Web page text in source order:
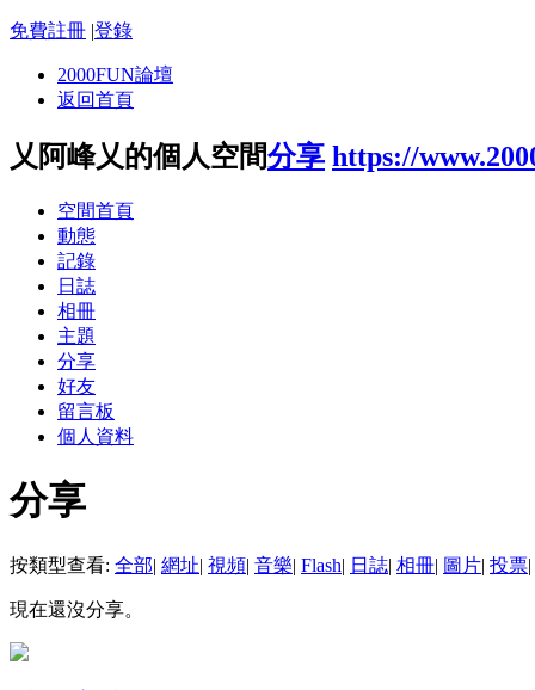
免費註冊 |登錄
2000FUN論壇
返回首頁
乂阿峰乂的個人空間分享 https://
空間首頁
動態
記錄
日誌
相冊
主題
分享
好友
留言板
個人資料
分享
按類型查看: 全部| 網址| 視頻| 音樂| Flash| 日誌| 相冊| 圖片| 投票|
現在還沒分享。